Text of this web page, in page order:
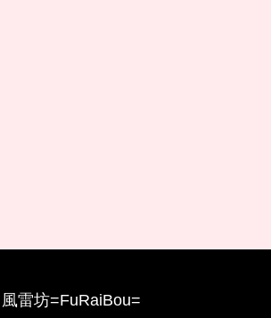
風雷坊=FuRaiBou=